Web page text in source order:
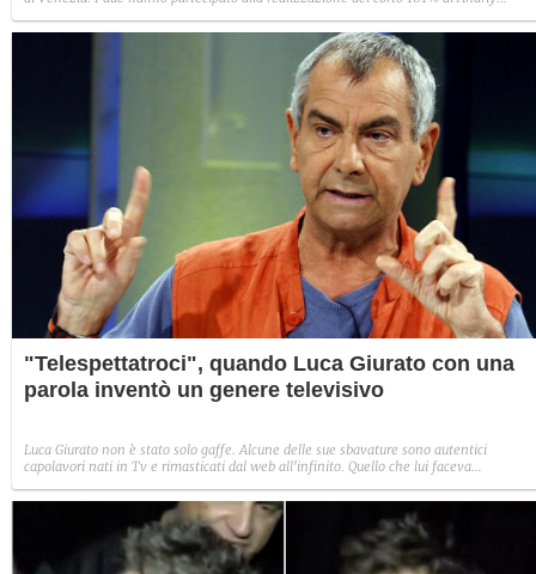
"Telespettatroci", quando Luca Giurato con una
parola inventò un genere televisivo
Luca Giurato non è stato solo gaffe. Alcune delle sue sbavature sono autentici
capolavori nati in Tv e rimasticati dal web all'infinito. Quello che lui faceva
eterna attesa del segnale con cui la Tv si rivela ancora viva: l'imprevisto.